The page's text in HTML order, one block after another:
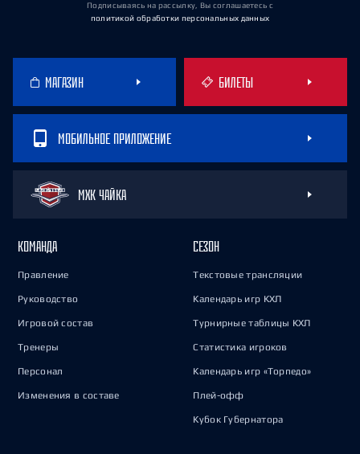
Подписываясь на рассылку, Вы соглашаетесь с
политикой обработки персональных данных
МАГАЗИН БИЛЕТЫ
МОБИЛЬНОЕ ПРИЛОЖЕНИЕ
МХК ЧАЙКА
КОМАНДА
Правление
Руководство
Игровой состав
Тренеры
Персонал
Изменения в составе
СЕЗОН
Текстовые трансляции
Календарь игр КХЛ
Турнирные таблицы КХЛ
Статистика игроков
Календарь игр «Торпедо»
Плей-офф
Кубок Губернатора